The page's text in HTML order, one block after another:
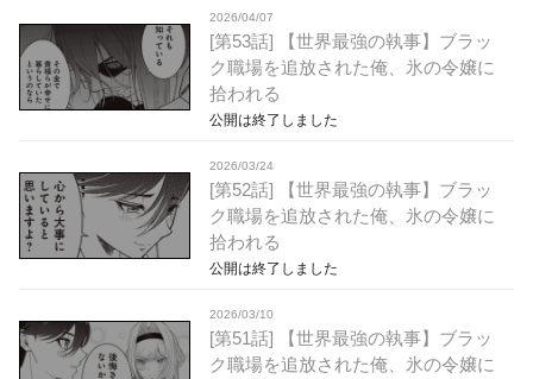
2026/04/07
[第53話] 【世界最強の執事】ブラッ
ク職場を追放された俺、氷の令嬢に
拾われる
公開は終了しました
2026/03/24
[第52話] 【世界最強の執事】ブラッ
ク職場を追放された俺、氷の令嬢に
拾われる
公開は終了しました
2026/03/10
[第51話] 【世界最強の執事】ブラッ
ク職場を追放された俺、氷の令嬢に